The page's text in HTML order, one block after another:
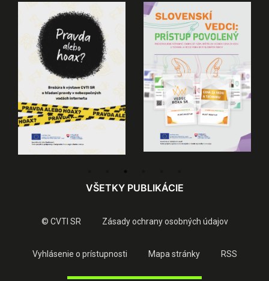
VŠETKY PUBLIKÁCIE
© CVTI SR Zásady ochrany osobných údajov
Vyhlásenie o prístupnosti Mapa stránky RSS